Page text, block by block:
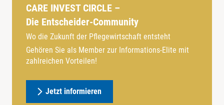
CARE INVEST CIRCLE –
Die Entscheider-Community
Wo die Zukunft der Pflegewirtschaft entsteht
Gehören Sie als Member zur Informations-Elite mit
zahlreichen Vorteilen!
Jetzt informieren